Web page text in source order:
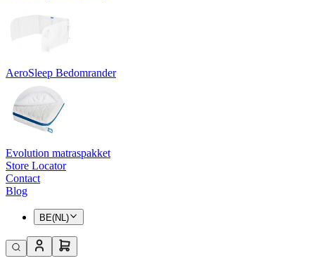
AeroSleep Bedomrander
Evolution matraspakket
Store Locator
Contact
Blog
BE(NL)